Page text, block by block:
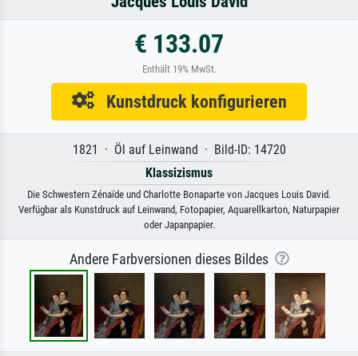
€ 133.07
Enthält 19% MwSt.
Kunstdruck konfigurieren
1821 · Öl auf Leinwand · Bild-ID: 14720
Klassizismus
Die Schwestern Zénaïde und Charlotte Bonaparte von Jacques Louis David.
Verfügbar als Kunstdruck auf Leinwand, Fotopapier, Aquarellkarton, Naturpapier
oder Japanpapier.
Andere Farbversionen dieses Bildes